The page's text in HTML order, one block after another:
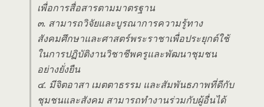
เพื่อการสื่อสารตามมาตรฐาน
๓. สามารถวิจัยและบูรณาการความรู้ทาง
สังคมศึกษาและศาสตร์พระราชาเพื่อประยุกต์ใช้
ในการปฏิบัติงานวิชาชีพครูและพัฒนาชุมชน
อย่างยั่งยืน
๔. มีจิตอาสา เมตตาธรรม และสัมพันธภาพที่ดีกับ
ชุมชนและสังคม สามารถทำงานร่วมกับผู้อื่นได้